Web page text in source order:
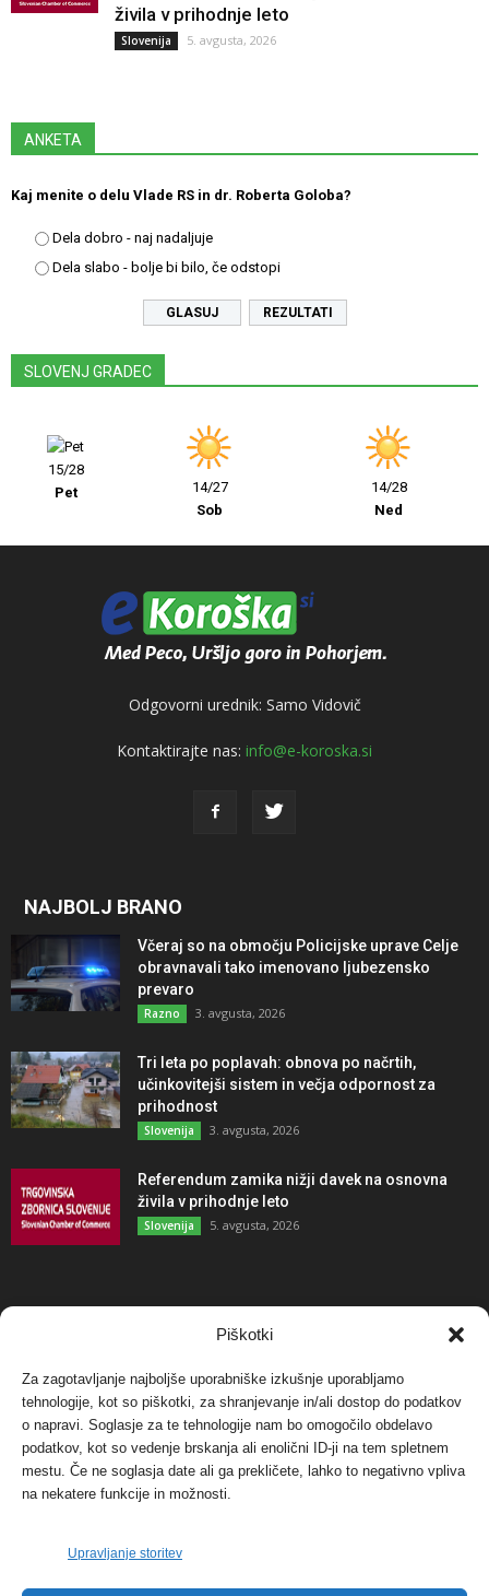
Piškotki
Za zagotavljanje najboljše uporabniške izkušnje uporabljamo
tehnologije, kot so piškotki, za shranjevanje in/ali dostop do podatkov
o napravi. Soglasje za te tehnologije nam bo omogočilo obdelavo
podatkov, kot so vedenje brskanja ali enolični ID-ji na tem spletnem
mestu. Če ne soglasja date ali ga prekličete, lahko to negativno vpliva
na nekatere funkcije in možnosti.
Upravljanje storitev
živila v prihodnje leto
Slovenija 5. avgusta, 2026
ANKETA
Kaj menite o delu Vlade RS in dr. Roberta Goloba?
Dela dobro - naj nadaljuje
Dela slabo - bolje bi bilo, če odstopi
REZULTATI
SLOVENJ GRADEC
15/28
Pet
14/27
Sob
14/28
Ned
Odgovorni urednik: Samo Vidovič
Kontaktirajte nas: info@e-koroska.si
NAJBOLJ BRANO
Včeraj so na območju Policijske uprave Celje
obravnavali tako imenovano ljubezensko
prevaro
Razno 3. avgusta, 2026
Tri leta po poplavah: obnova po načrtih,
učinkovitejši sistem in večja odpornost za
prihodnost
Slovenija 3. avgusta, 2026
Referendum zamika nižji davek na osnovna
živila v prihodnje leto
Slovenija 5. avgusta, 2026
NAJBOLJ KOMENTIRANO
Protest proti vetrnim elektrarnam na Ojstrici, v
svetu pa vedno bolj...
Dogodki 12. maja, 2017
Tožilstvo v Celovcu v korist elektrarnam
Verbund
FOTO: Razstava cvetličarskega mojstra Andreja